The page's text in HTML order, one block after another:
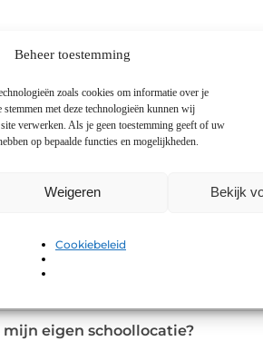
Beheer toestemming
zoals cookies om informatie over je
met deze technologieën kunnen wij
verwerken. Als je geen toestemming geeft of uw
op bepaalde functies en mogelijkheden.
Weigeren Bekijk
Cookiebeleid
op school?
plaatsvinden?
voor kinderen?
eigen schoollocatie?